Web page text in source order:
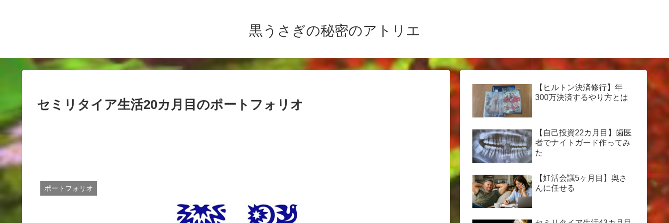
黒うさぎの秘密のアトリエ
セミリタイア生活20カ月目のポートフォリオ
ポートフォリオ
【ヒルトン決済修行】年
300万決済するやり方とは
【自己投資22カ月目】歯医
者でナイトガード作ってみ
た
【妊活会議5ヶ月目】奥さ
んに任せる